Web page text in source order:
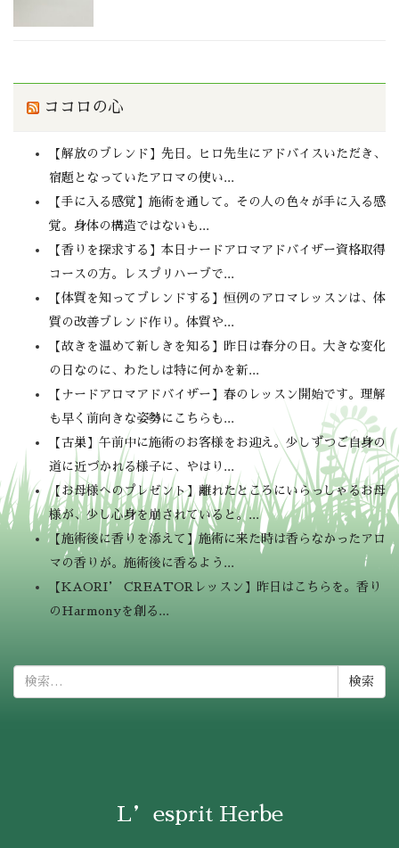
ココロの心
【解放のブレンド】先日。ヒロ先生にアドバイスいただき、
宿題となっていたアロマの使い...
【手に入る感覚】施術を通して。その人の色々が手に入る感
覚。身体の構造ではないも...
【香りを探求する】本日ナードアロマアドバイザー資格取得
コースの方。レスプリハーブで...
【体質を知ってブレンドする】恒例のアロマレッスンは、体
質の改善ブレンド作り。体質や...
【故きを温めて新しきを知る】昨日は春分の日。大きな変化
の日なのに、わたしは特に何かを新...
【ナードアロマアドバイザー】春のレッスン開始です。理解
も早く前向きな姿勢にこちらも...
【古巣】午前中に施術のお客様をお迎え。少しずつご自身の
道に近づかれる様子に、やはり...
【お母様へのプレゼント】離れたところにいらっしゃるお母
様が、少し心身を崩されていると。...
【施術後に香りを添えて】施術に来た時は香らなかったアロ
マの香りが。施術後に香るよう...
【KAORI’ CREATORレッスン】昨日はこちらを。香り
のHarmonyを創る...
索:
L’esprit Herbe